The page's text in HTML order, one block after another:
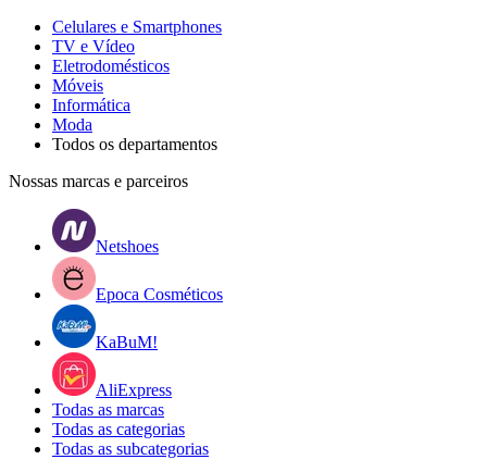
Celulares e Smartphones
TV e Vídeo
Eletrodomésticos
Móveis
Informática
Moda
Todos os departamentos
Nossas marcas e parceiros
Netshoes
Epoca Cosméticos
KaBuM!
AliExpress
Todas as marcas
Todas as categorias
Todas as subcategorias